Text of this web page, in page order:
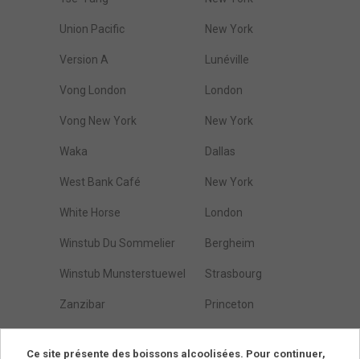
Union Pacific New York
Version A Lunéville
Vong London London
Vong New York New York
Waka Dallas
West Bank Café New York
White Horse London
Winstub Du Sommelier Bergheim
Winstub Munsterstuewel Strasbourg
Zanzibar Princeton
Ce site présente des boissons alcoolisées. Pour continuer,